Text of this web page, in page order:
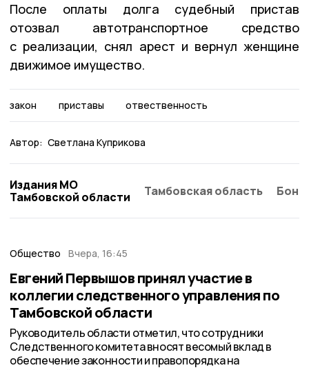
После оплаты долга судебный пристав
отозвал автотранспортное средство
с реализации, снял арест и вернул женщине
движимое имущество.
закон приставы отвественность
Автор: Светлана Куприкова
Издания МО
Тамбовской области
Тамбовская область
Общество Вчера, 16:45
Евгений Первышов принял участие в
коллегии следственного управления по
Тамбовской области
Руководитель области отметил, что сотрудники
Следственного комитета вносят весомый вклад в
обеспечение законности и правопорядка на